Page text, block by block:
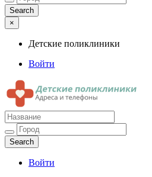
×
Детские поликлиники
Войти
Детские поликлиники
Адреса и телефоны поликлиник
Войти